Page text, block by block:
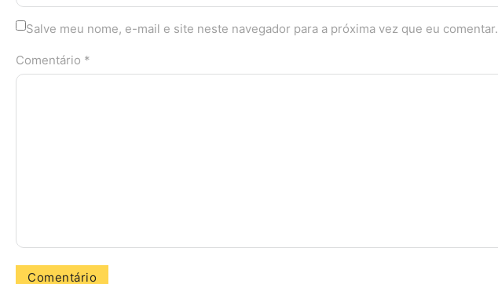
Salve meu nome, e-mail e site neste navegador para a próxima vez que eu comentar.
Comentário *